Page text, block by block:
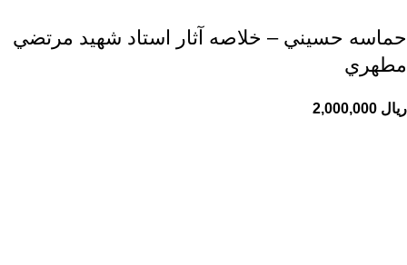
حماسه حسيني – خلاصه آثار استاد شهيد مرتضي
مطهري
ریال